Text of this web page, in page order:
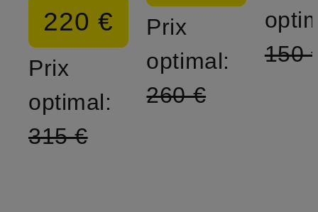
220 €
Prix
optimal:
315 €
Prix
optimal:
260 €
150